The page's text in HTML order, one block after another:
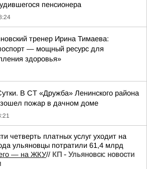
пенсионера
тренер Ирина Тимаева:
— мощный ресурс для
здоровья»
В СТ «Дружба» Ленинского района
пожар в дачном доме
четверть платных услуг уходит на
ульяновцы потратили 61,4 млрд
— на ЖКУ// КП - Ульяновск: новости